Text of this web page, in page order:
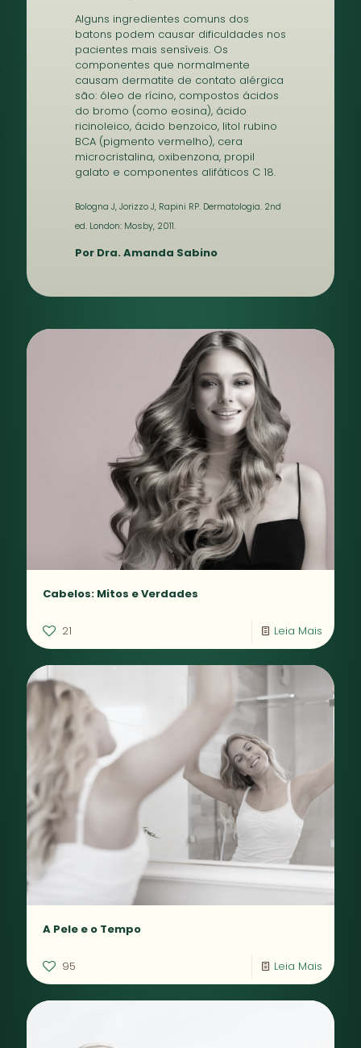
Alguns ingredientes comuns dos
batons podem causar dificuldades nos
pacientes mais sensíveis. Os
componentes que normalmente
causam dermatite de contato alérgica
são: óleo de rícino, compostos ácidos
do bromo (como eosina), ácido
ricinoleico, ácido benzoico, litol rubino
BCA (pigmento vermelho), cera
microcristalina, oxibenzona, propil
galato e componentes alifáticos C 18.
Bologna J, Jorizzo J, Rapini RP. Dermatologia. 2nd
ed. London: Mosby, 2011.
Por Dra. Amanda Sabino
Cabelos: Mitos e Verdades
21 Leia Mais
A Pele e o Tempo
95 Leia Mais